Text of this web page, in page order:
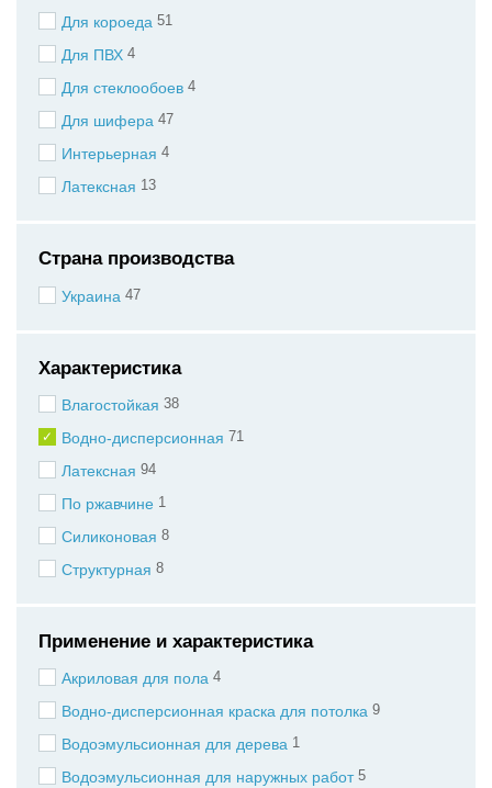
Для короеда 51
Для ПВХ 4
Для стеклообоев 4
Для шифера 47
Интерьерная 4
Латексная 13
Страна производства
Украина 47
Характеристика
Влагостойкая 38
Водно-дисперсионная 71
Латексная 94
По ржавчине 1
Силиконовая 8
Структурная 8
Применение и характеристика
Акриловая для пола 4
Водно-дисперсионная краска для потолка 9
Водоэмульсионная для дерева 1
Водоэмульсионная для наружных работ 5